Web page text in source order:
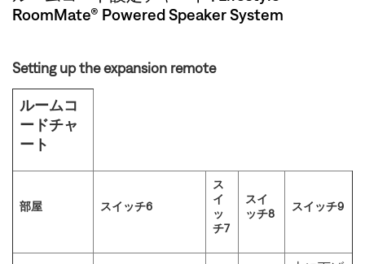
RoomMate® Powered Speaker System
Setting up the expansion remote
ルームコ
ードチャ
ート
部屋 スイッチ6
ス
イ
ッ
チ7
スイ
ッチ8
スイッチ9